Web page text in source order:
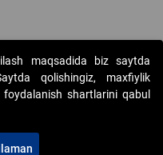
auksionlarni tashkil etish"
maqsadida biz saytda
qolishingiz, maxfiylik
shartlarini qabul